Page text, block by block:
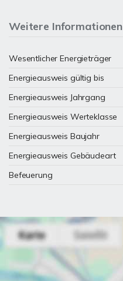
Weitere Informationen
Wesentlicher Energieträger
Energieausweis gültig bis
Energieausweis Jahrgang
Energieausweis Werteklasse
Energieausweis Baujahr
Energieausweis Gebäudeart
Befeuerung